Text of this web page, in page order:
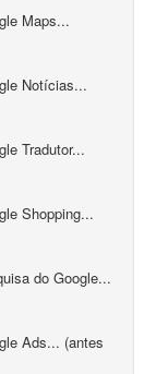
Maps...
Notícias...
Tradutor...
Shopping...
do Google...
Ads... (antes